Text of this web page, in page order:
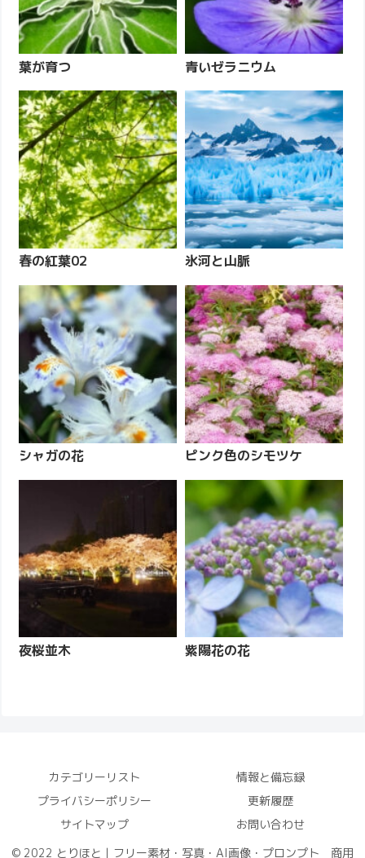
葉が育つ 青いゼラニウム
春の紅葉02 氷河と山脈
シャガの花 ピンク色のシモツケ
夜桜並木 紫陽花の花
カテゴリーリスト
情報と備忘録
プライバシーポリシー
更新履歴
サイトマップ
お問い合わせ
© 2022 とりほと｜フリー素材・写真・AI画像・プロンプト 商用